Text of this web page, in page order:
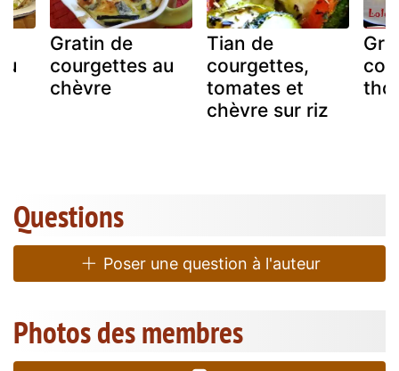
Gratin de
courgettes au
chèvre
Tian de
courgettes,
tomates et
chèvre sur riz
Questions
Poser une question à l'auteur
Photos des membres